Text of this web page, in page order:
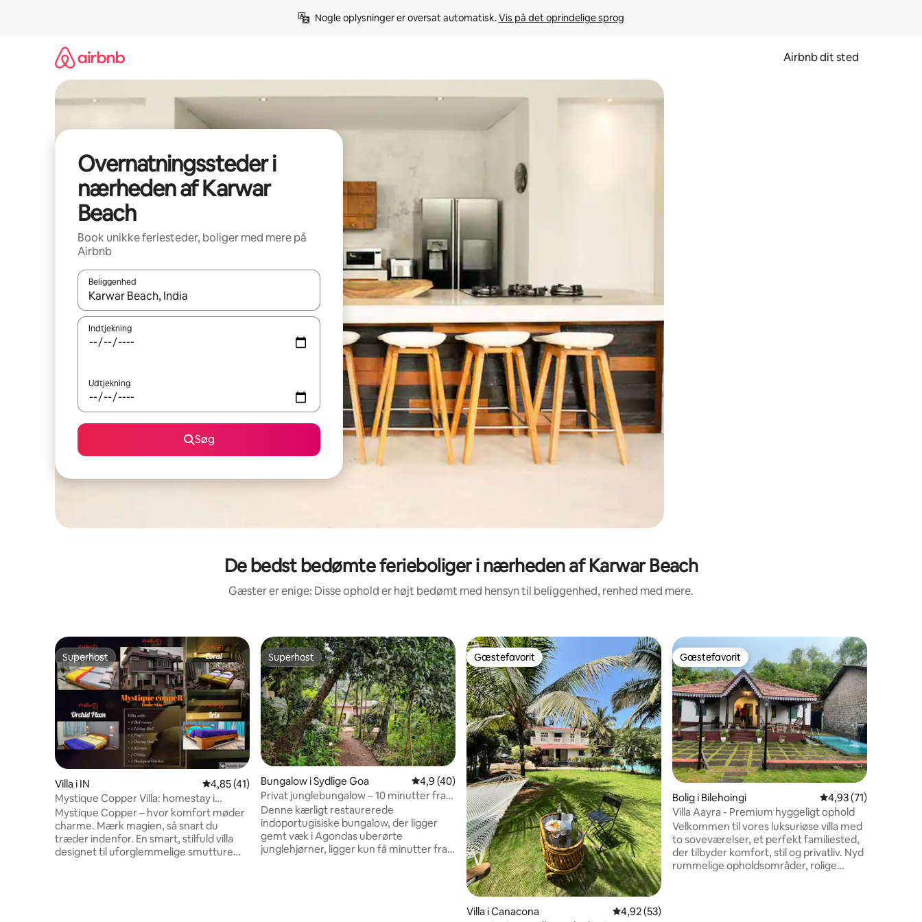
Nogle oplysninger er oversat automatisk. Vis på det oprindelige sprog
Airbnb dit sted
Overnatningssteder i
nærheden af Karwar
Beach
Book unikke feriesteder, boliger med mere på
Airbnb
Beliggenhed
Når resultaterne er tilgængelige, skal du navigere med piletasterne op og ned eller se mere ved at trykke eller stryge.
Indtjekning
Udtjekning
Søg
De bedst bedømte ferieboliger i nærheden af Karwar Beach
Gæster er enige: Disse ophold er højt bedømt med hensyn til beliggenhed, renhed med mere.
Superhost
Superhost
Villa i IN 4,85 ud af 5 i gennemsnitlig bedømmelse, 41 omtaler
4,85 (41)
Mystique Copper Villa: homestay i
Karwar
Mystique Copper – hvor komfort møder
charme. Mærk magien, så snart du
træder indenfor. En smart, stilfuld villa
designet til uforglemmelige smutture
Superhost
Superhost
Bungalow i Sydlige Goa 4,9 ud af 5 i gennemsnitlig bedømmelse, 40 omtaler
4,9 (40)
Privat junglebungalow – 10 minutter fra
Agonda-stranden
Denne kærligt restaurerede
indoportugisiske bungalow, der ligger
gemt væk i Agondas uberørte
junglehjørner, ligger kun få minutter fra
Gæstefavorit
Gæstefavorit
Villa i Canacona 4,92 ud af 5 i gennemsnitlig bedømmelse, 53 omtaler
4,92 (53)
Gæstefavorit
Gæstefavorit
Bolig i Bilehoingi 4,93 ud af 5 i
4,93 (71)
Villa Aayra - Premium hyggeligt ophold
Velkommen til vores luksuriøse villa med
to soveværelser, et perfekt familiested,
der tilbyder komfort, stil og privatliv. Nyd
rummelige opholdsområder, rolige